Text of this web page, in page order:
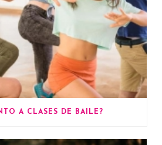
A CLASES DE BAILE?